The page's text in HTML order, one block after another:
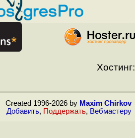
Хостинг:
Created 1996-2026 by Maxim Chirkov
Добавить, Поддержать, Вебмастеру